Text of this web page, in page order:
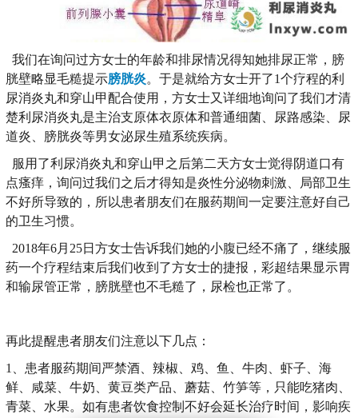
我们在询问过方女士的年龄和排尿情况得知她排尿正常，膀
胱壁略显毛糙提示膀胱炎。于是就给方女士开了1个疗程的利
尿消炎丸和穿山甲配合使用，方女士又详细地询问了我们才清
楚利尿消炎丸是主治支原体衣原体和普通细菌、尿路感染、尿
道炎、膀胱炎等男女泌尿生殖系统疾病。
服用了利尿消炎丸和穿山甲之后第二天方女士觉得阴道口有
点瘙痒，询问过我们之后才得知是炎性分泌物刺激、局部卫生
不好所导致的，所以患者朋友们在服药期间一定要注意好自己
的卫生习惯。
2018年6月25日方女士告诉我们她的小腹已经不痛了，继续服
药一个疗程结束后我们收到了方女士的捷报，彩超结果显示胃
和输尿管正常，膀胱壁也不毛糙了，尿检也正常了。
再此提醒患者朋友们注意以下几点：
1、患者服药期间严禁酒、辣椒、鸡、鱼、牛肉、虾子、海
鲜、咸菜、牛奶、黄豆类产品、蘑菇、竹笋等，只能吃猪肉、
青菜、水果。如有患者饮食控制不好会延长治疗时间，影响疾